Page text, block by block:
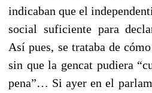
indicaban que el
social suficiente para
Así pues, se trataba de
sin que la gencat pudiera
pena”… Si ayer en el